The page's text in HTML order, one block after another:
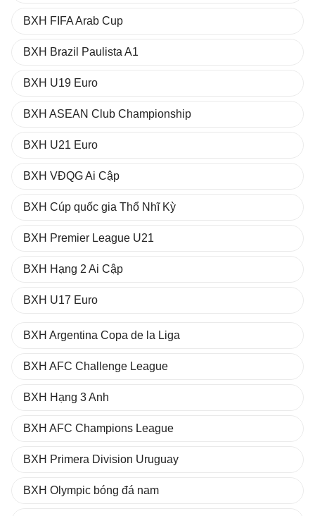
BXH FIFA Arab Cup
BXH Brazil Paulista A1
BXH U19 Euro
BXH ASEAN Club Championship
BXH U21 Euro
BXH VĐQG Ai Cập
BXH Cúp quốc gia Thổ Nhĩ Kỳ
BXH Premier League U21
BXH Hạng 2 Ai Cập
BXH U17 Euro
BXH Argentina Copa de la Liga
BXH AFC Challenge League
BXH Hạng 3 Anh
BXH AFC Champions League
BXH Primera Division Uruguay
BXH Olympic bóng đá nam